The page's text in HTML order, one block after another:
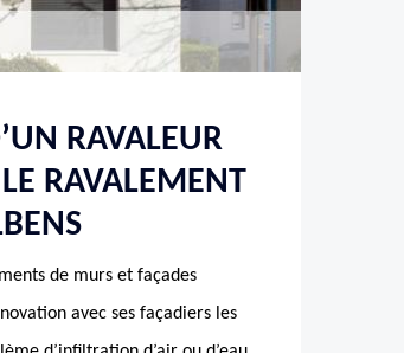
RAVALEUR
RAVALEMENT
de murs et façades
avec ses façadiers les